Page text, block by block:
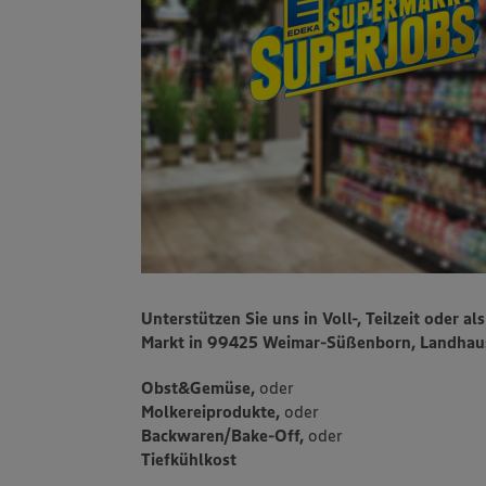
Unterstützen Sie uns in Voll-, Teilzeit oder
Markt in 99425 Weimar-Süßenborn,
Obst&Gemüse, oder
Molkereiprodukte, oder
Backwaren/Bake-Off, oder
Tiefkühlkost